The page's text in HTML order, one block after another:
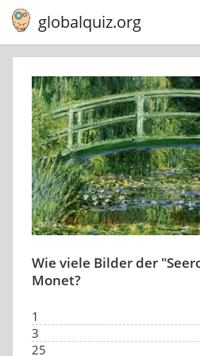
globalquiz.org
Wie viele Bilder der
Monet?
1
3
25